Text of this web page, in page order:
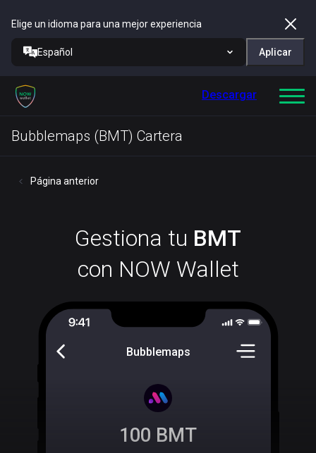
Elige un idioma para una mejor experiencia
Español Aplicar
Descargar
Bubblemaps (BMT) Cartera
Página anterior
Gestiona tu BMT
con NOW Wallet
Bubblemaps
100 BMT